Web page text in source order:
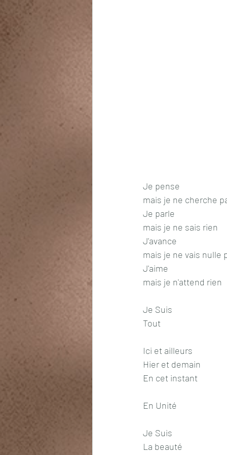
Je pense
mais je ne cherche
Je parle
mais je ne sais rien
J'avance
mais je ne vais nulle
J'aime
mais je n'attend rien
Je Suis
Tout
Ici et ailleurs
Hier et demain
En cet instant
En Unité
Je Suis
La beauté